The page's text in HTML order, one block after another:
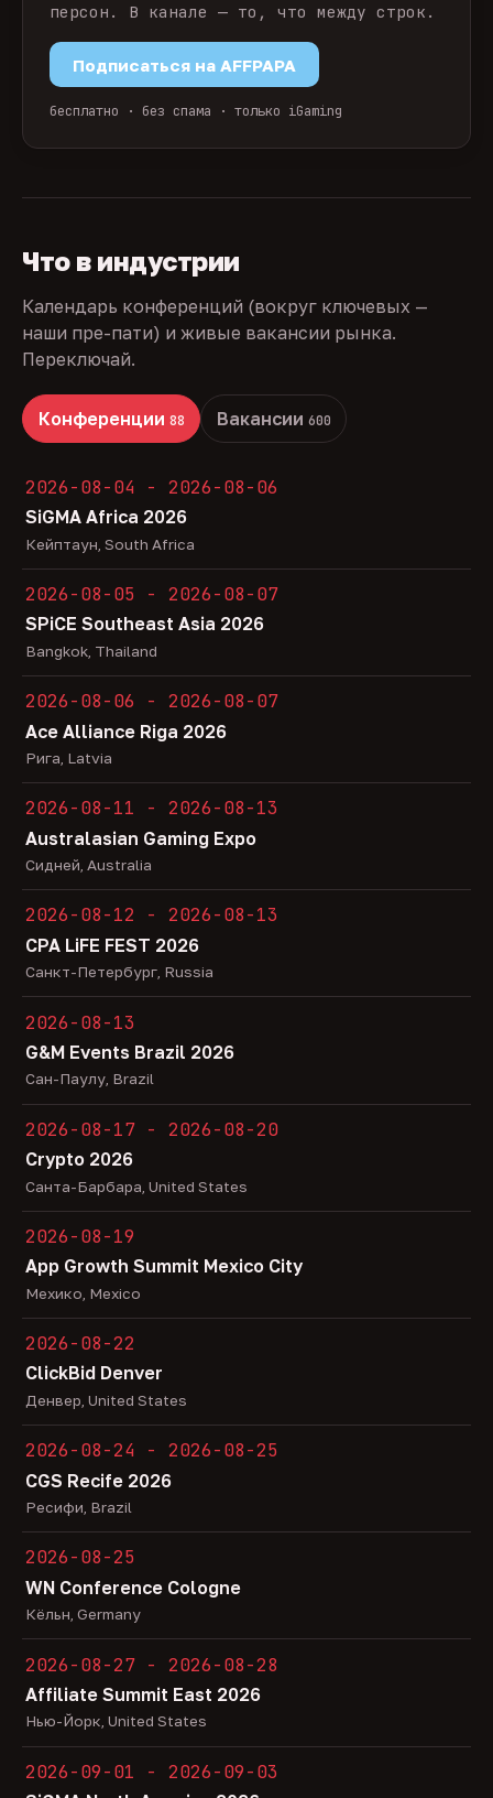
персон. В канале — то, что между строк.
Подписаться на AFFPAPA
бесплатно · без спама · только iGaming
Что в индустрии
Календарь конференций (вокруг ключевых —
наши пре-пати) и живые вакансии рынка.
Переключай.
Конференции 88 Вакансии 600
2026-08-04 - 2026-08-06
SiGMA Africa 2026
Кейптаун, South Africa
2026-08-05 - 2026-08-07
SPiCE Southeast Asia 2026
Bangkok, Thailand
2026-08-06 - 2026-08-07
Ace Alliance Riga 2026
Рига, Latvia
2026-08-11 - 2026-08-13
Australasian Gaming Expo
Сидней, Australia
2026-08-12 - 2026-08-13
CPA LiFE FEST 2026
Санкт-Петербург, Russia
2026-08-13
G&M Events Brazil 2026
Сан-Паулу, Brazil
2026-08-17 - 2026-08-20
Crypto 2026
Санта-Барбара, United States
2026-08-19
App Growth Summit Mexico City
Мехико, Mexico
2026-08-22
ClickBid Denver
Денвер, United States
2026-08-24 - 2026-08-25
CGS Recife 2026
Ресифи, Brazil
2026-08-25
WN Conference Cologne
Кёльн, Germany
2026-08-27 - 2026-08-28
Affiliate Summit East 2026
Нью-Йорк, United States
2026-09-01 - 2026-09-03